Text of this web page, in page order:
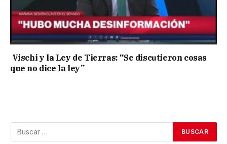
Vischi y la Ley de Tierras: “Se discutieron cosas
que no dice la ley”